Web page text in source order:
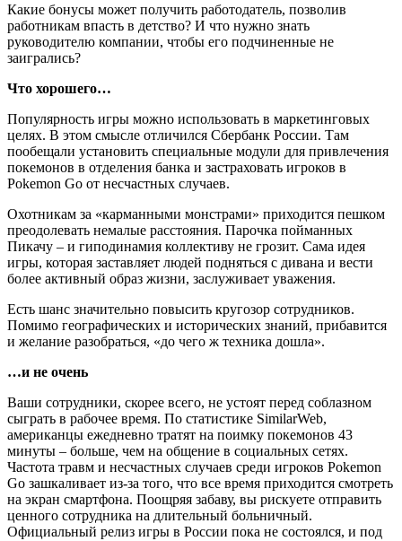
Какие бонусы может получить работодатель, позволив
работникам впасть в детство? И что нужно знать
руководителю компании, чтобы его подчиненные не
заигрались?
Что хорошего…
Популярность игры можно использовать в маркетинговых
целях. В этом смысле отличился Сбербанк России. Там
пообещали установить специальные модули для привлечения
покемонов в отделения банка и застраховать игроков в
Pokemon Go от несчастных случаев.
Охотникам за «карманными монстрами» приходится пешком
преодолевать немалые расстояния. Парочка пойманных
Пикачу – и гиподинамия коллективу не грозит. Сама идея
игры, которая заставляет людей подняться с дивана и вести
более активный образ жизни, заслуживает уважения.
Есть шанс значительно повысить кругозор сотрудников.
Помимо географических и исторических знаний, прибавится
и желание разобраться, «до чего ж техника дошла».
…и не очень
Ваши сотрудники, скорее всего, не устоят перед соблазном
сыграть в рабочее время. По статистике SimilarWeb,
американцы ежедневно тратят на поимку покемонов 43
минуты – больше, чем на общение в социальных сетях.
Частота травм и несчастных случаев среди игроков Pokemon
Go зашкаливает из-за того, что все время приходится смотреть
на экран смартфона. Поощряя забаву, вы рискуете отправить
ценного сотрудника на длительный больничный.
Официальный релиз игры в России пока не состоялся, и под